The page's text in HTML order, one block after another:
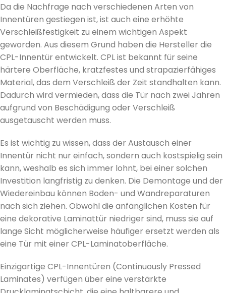
Da die Nachfrage nach verschiedenen Arten von
Innentüren gestiegen ist, ist auch eine erhöhte
Verschleißfestigkeit zu einem wichtigen Aspekt
geworden. Aus diesem Grund haben die Hersteller die
CPL-Innentür entwickelt. CPL ist bekannt für seine
härtere Oberfläche, kratzfestes und strapazierfähiges
Material, das dem Verschleiß der Zeit standhalten kann.
Dadurch wird vermieden, dass die Tür nach zwei Jahren
aufgrund von Beschädigung oder Verschleiß
ausgetauscht werden muss.
Es ist wichtig zu wissen, dass der Austausch einer
Innentür nicht nur einfach, sondern auch kostspielig sein
kann, weshalb es sich immer lohnt, bei einer solchen
Investition langfristig zu denken. Die Demontage und der
Wiedereinbau können Boden- und Wandreparaturen
nach sich ziehen. Obwohl die anfänglichen Kosten für
eine dekorative Laminattür niedriger sind, muss sie auf
lange Sicht möglicherweise häufiger ersetzt werden als
eine Tür mit einer CPL-Laminatoberfläche.
Einzigartige CPL-Innentüren (Continuously Pressed
Laminates) verfügen über eine verstärkte